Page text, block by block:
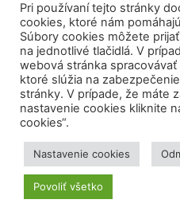
PUBLIKUJEME
Pri používaní tejto stránky
cookies, ktoré nám
Súbory cookies môžete
na jednotlivé tlačidlá. V
webová stránka
ktoré slúžia na
stránky. V prípade, že máte
nastavenie cookies kliknite
cookies“.
Nastavenie cookies
Povoliť všetko